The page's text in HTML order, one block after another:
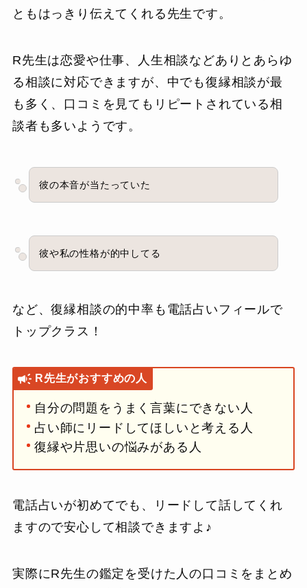
ともはっきり伝えてくれる先生です。
R先生は恋愛や仕事、人生相談などありとあらゆ
る相談に対応できますが、中でも復縁相談が最
も多く、口コミを見てもリピートされている相
談者も多いようです。
彼の本音が当たっていた
彼や私の性格が的中してる
など、復縁相談の的中率も電話占いフィールで
トップクラス！
R先生がおすすめの人
自分の問題をうまく言葉にできない人
占い師にリードしてほしいと考える人
復縁や片思いの悩みがある人
電話占いが初めてでも、リードして話してくれ
ますので安心して相談できますよ♪
実際にR先生の鑑定を受けた人の口コミをまとめ